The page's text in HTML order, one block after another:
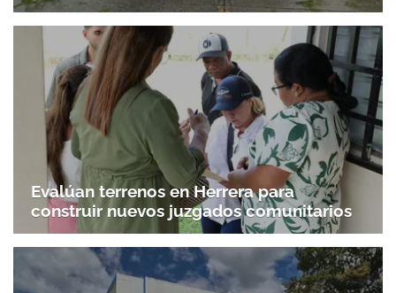
Evalúan terrenos en Herrera para
construir nuevos juzgados comunitarios